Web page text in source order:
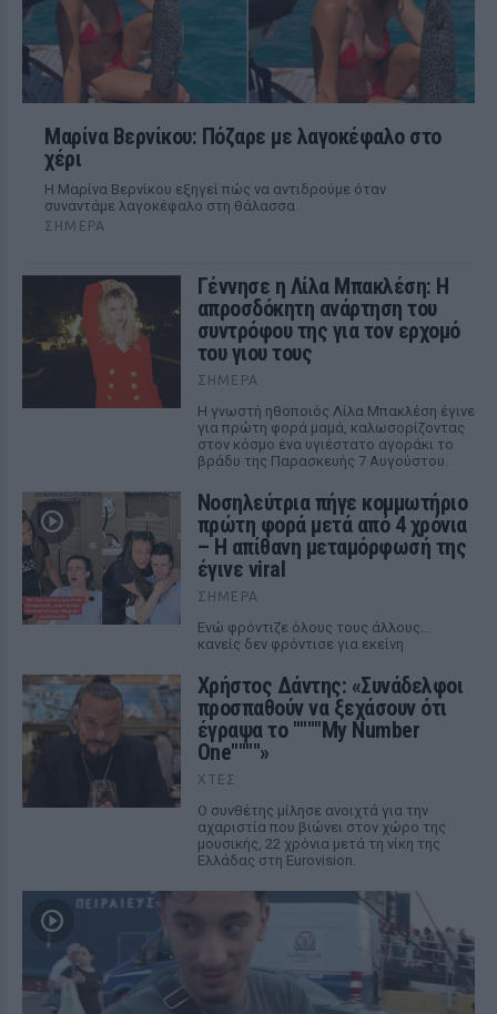
Μαρίνα Βερνίκου: Πόζαρε με λαγοκέφαλο στο
χέρι
Η Μαρίνα Βερνίκου εξηγεί πώς να αντιδρούμε όταν
συναντάμε λαγοκέφαλο στη θάλασσα
ΣΉΜΕΡΑ
Γέννησε η Λίλα Μπακλέση: Η
απροσδόκητη ανάρτηση του
συντρόφου της για τον ερχομό
του γιου τους
ΣΉΜΕΡΑ
Η γνωστή ηθοποιός Λίλα Μπακλέση έγινε
για πρώτη φορά μαμά, καλωσορίζοντας
στον κόσμο ένα υγιέστατο αγοράκι το
βράδυ της Παρασκευής 7 Αυγούστου.
Νοσηλεύτρια πήγε κομμωτήριο
πρώτη φορά μετά από 4 χρόνια
– Η απίθανη μεταμόρφωσή της
έγινε viral
ΣΉΜΕΡΑ
Ενώ φρόντιζε όλους τους άλλους...
κανείς δεν φρόντισε για εκείνη
Χρήστος Δάντης: «Συνάδελφοι
προσπαθούν να ξεχάσουν ότι
έγραψα το """"My Number
One""""»
ΧΤΕΣ
Ο συνθέτης μίλησε ανοιχτά για την
αχαριστία που βιώνει στον χώρο της
μουσικής, 22 χρόνια μετά τη νίκη της
Ελλάδας στη Eurovision.